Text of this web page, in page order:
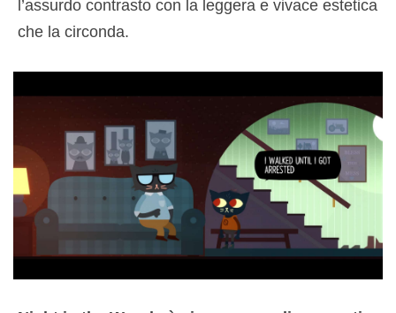
l’assurdo contrasto con la leggera e vivace estetica
che la circonda.